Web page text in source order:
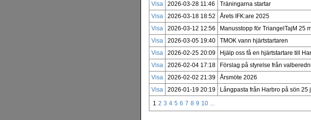
Visa
2026-03-28 11:46
Träningarna startar
Visa
2026-03-18 18:52
Årets IFK:are 2025
Visa
2026-03-12 12:56
Manusstopp för TriangelTajM 25
Visa
2026-03-05 19:40
TMOK vann hjärtstartaren
Visa
2026-02-25 20:09
Hjälp oss få en hjärtstartare till
Visa
2026-02-04 17:18
Förslag på styrelse från
Visa
2026-02-02 21:39
Årsmöte 2026
Visa
2026-01-19 20:19
Långpasta från Harbro på sön 25
1 2 3 4 5 6 7 8 9 10 ...